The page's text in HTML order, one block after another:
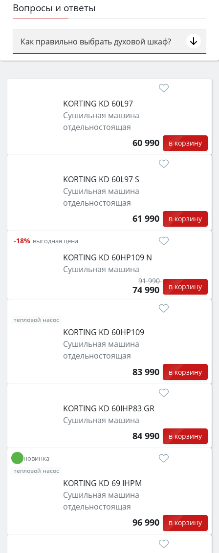
Вопросы и ответы
Как правильно выбрать духовой шкаф?
Сначала определитесь с типом (газовый или
затем смотрите на объём 50–70 л для семьи,
функции (конвекция, гриль, самоочистка,
защита от детей).
KORTING KD 60L97
Сушильная машина
отдельностоящая
60 990 в корзину
KORTING KD 60L97 S
Сушильная машина
отдельностоящая
61 990 в корзину
-18% выгодная цена
KORTING KD 60HP109 N
Сушильная машина
91 990
74 990 в корзину
тепловой насос
KORTING KD 60HP109
Сушильная машина
отдельностоящая
83 990 в корзину
KORTING KD 60IHP83 GR
Сушильная машина
84 990 в корзину
новинка
тепловой насос
KORTING KD 69 IHPM
Сушильная машина
отдельностоящая
96 990 в корзину